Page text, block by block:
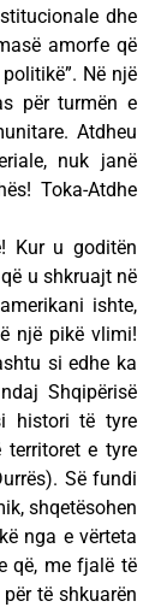
dhe
amorfe që
Në një
për turmën e
Atdheu
nuk janë
Toka-Atdhe
Kur u goditën
u shkruajt në
ishte,
një pikë vlimi!
si edhe ka
Shqipërisë
histori të tyre
territoret e tyre
Së fundi
shqetësohen
nga e vërteta
që, me fjalë të
të shkuarën